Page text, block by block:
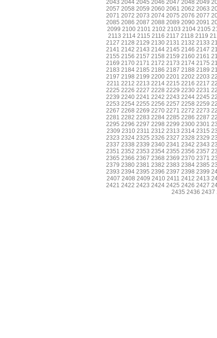
2043 2044 2045 2046 2047 2048 2049
2057 2058 2059 2060 2061 2062 2063
2071 2072 2073 2074 2075 2076 2077
2085 2086 2087 2088 2089 2090 2091
2099 2100 2101 2102 2103 2104 2105
2113 2114 2115 2116 2117 2118 2119
2127 2128 2129 2130 2131 2132 2133
2141 2142 2143 2144 2145 2146 2147
2155 2156 2157 2158 2159 2160 2161
2169 2170 2171 2172 2173 2174 2175
2183 2184 2185 2186 2187 2188 2189
2197 2198 2199 2200 2201 2202 2203
2211 2212 2213 2214 2215 2216 2217
2225 2226 2227 2228 2229 2230 2231
2239 2240 2241 2242 2243 2244 2245
2253 2254 2255 2256 2257 2258 2259
2267 2268 2269 2270 2271 2272 2273
2281 2282 2283 2284 2285 2286 2287
2295 2296 2297 2298 2299 2300 2301
2309 2310 2311 2312 2313 2314 2315
2323 2324 2325 2326 2327 2328 2329
2337 2338 2339 2340 2341 2342 2343
2351 2352 2353 2354 2355 2356 2357
2365 2366 2367 2368 2369 2370 2371
2379 2380 2381 2382 2383 2384 2385
2393 2394 2395 2396 2397 2398 2399
2407 2408 2409 2410 2411 2412 2413
2421 2422 2423 2424 2425 2426 2427
2435 2436 2437